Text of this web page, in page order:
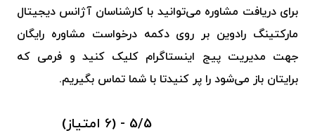
برای دریافت مشاوره می‌توانید با کارشناسان آژانس دیجیتال
مارکتینگ رادوین بر روی دکمه درخواست مشاوره رایگان
جهت مدیریت پیج اینستاگرام کلیک کنید و فرمی که
برایتان باز می‌شود را پر کنیدتا با شما تماس بگیریم.
5/5 - (6 امتیاز)